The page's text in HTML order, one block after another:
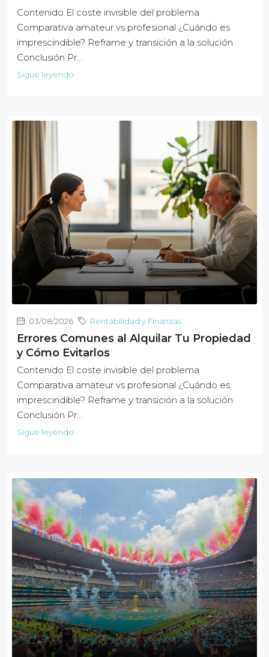
Contenido El coste invisible del problema
Comparativa amateur vs profesional ¿Cuándo es
imprescindible? Reframe y transición a la solución
Conclusión Pr…
Sigue leyendo
03/08/2026 Rentabilidad y Finanzas
Errores Comunes al Alquilar Tu Propiedad
y Cómo Evitarlos
Contenido El coste invisible del problema
Comparativa amateur vs profesional ¿Cuándo es
imprescindible? Reframe y transición a la solución
Conclusión Pr…
Sigue leyendo